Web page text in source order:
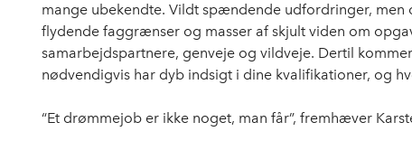
mange ubekendte. Vildt spændende udfordringer, men
flydende faggrænser og masser af skjult viden om
samarbejdspartnere, genveje og vildveje. Dertil
nødvendigvis har dyb indsigt i dine kvalifikationer, og
“Et drømmejob er ikke noget, man får”, fremhæver